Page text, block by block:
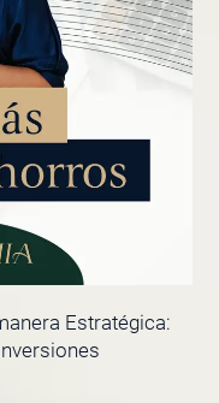
Estratégica: